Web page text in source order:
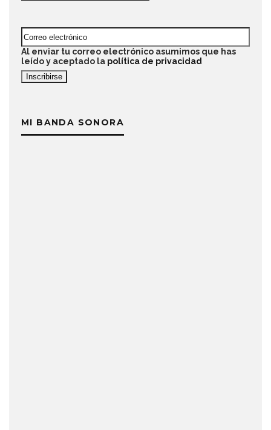
Al enviar tu correo electrónico asumimos que has
leído y aceptado la política de privacidad
MI BANDA SONORA